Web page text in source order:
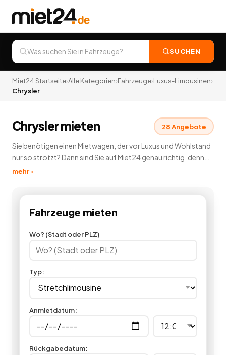
SUCHEN
Miet24 Startseite›Alle Kategorien›Fahrzeuge›Luxus-Limousinen›
Chrysler
Chrysler mieten 28Angebote
Sie benötigen einen Mietwagen, der vor Luxus und Wohlstand
nur so strotzt? Dann sind Sie auf Miet24 genau richtig, denn
hier können Sie in unserer Luxuslimousinen Vermietung
Automobilhersteller zur Verfügung. Genießen Sie
indem Sie hier eine Luxuslimousine mieten.
deutschlandweit.
mehr ›
Fahrzeuge mieten
Wo? (Stadt oder PLZ)
Typ:
Anmietdatum:
Rückgabedatum: